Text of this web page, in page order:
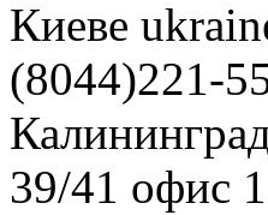
Киеве
(8044)221-
39/41 офис